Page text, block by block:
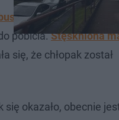
Wracał wtedy
pobicia.Stęskniona
się, że chłopak został
okazało, obecnie